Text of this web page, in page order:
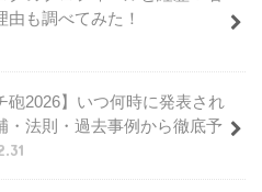
由も調べてみた！
砲2026】いつ何時に発表され
・法則・過去事例から徹底予